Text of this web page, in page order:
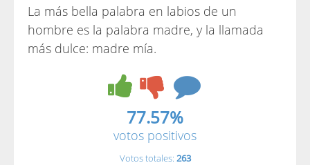
La más bella palabra en labios de un
hombre es la palabra madre, y la llamada
más dulce: madre mía.
77.57%
votos positivos
Votos totales: 263